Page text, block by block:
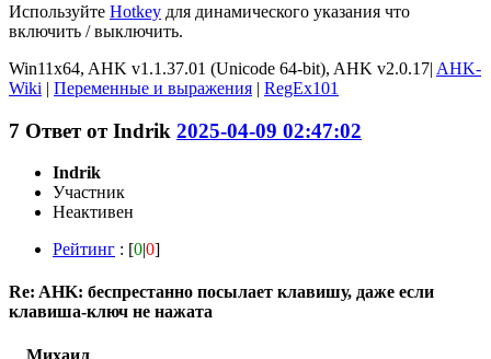
Используйте Hotkey для динамического указания что
включить / выключить.
Win11x64, AHK v1.1.37.01 (Unicode 64-bit), AHK v2.0.17| AHK-
Wiki | Переменные и выражения | RegEx101
7 Ответ отIndrik 2025-04-09 02:47:02
Indrik
Участник
Неактивен
Рейтинг : [0|0]
Re: AHK: беспрестанно посылает клавишу, даже если
клавиша-ключ не нажата
__Михаил__